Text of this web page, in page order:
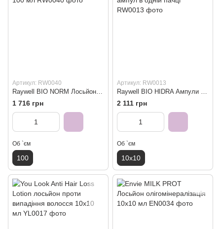
Артикул: RW0040
1 716 грн
Об `єм
100
Артикул: RW0013
2 111 грн
Об `єм
10х10